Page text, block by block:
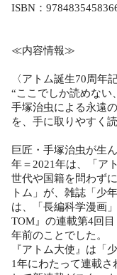
ISBN：
≪内容情報≫
〈アトム誕生70周年記
“ここでしか読めない
手塚治虫による永遠
を、手に取りやすく
巨匠・手塚治虫が生
年＝2021年は、「ア
世代や国籍を問わず
トム」が、雑誌「少
は、「長編科学漫画
TOM』の連載第4回
年前のことでした。
『アトム大使』は「
1年にわたって連載さ